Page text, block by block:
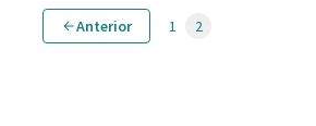
Anterior 1 2